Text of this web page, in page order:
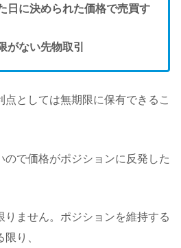
日に決められた価格で売買す
がない先物取引
としては無期限に保有できるこ
ので価格がポジションに反発した
りません。ポジションを維持する
り、